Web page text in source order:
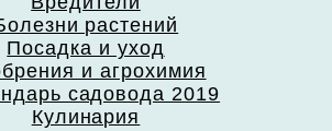
растений
Посадка и уход
и агрохимия
садовода 2019
Кулинария